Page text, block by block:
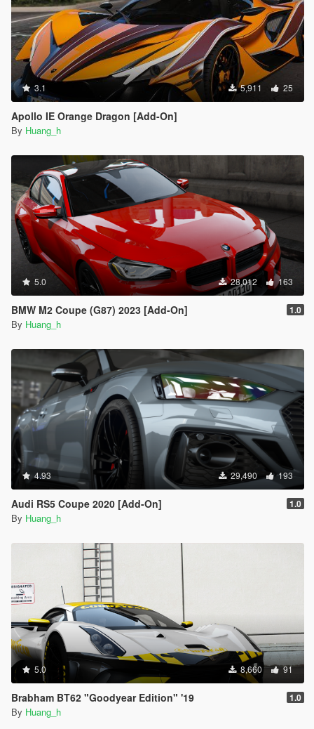
3.1 5,911 25
Apollo IE Orange Dragon [Add-On]
By Huang_h
5.0 28,012 163
BMW M2 Coupe (G87) 2023 [Add-On] 1.0
By Huang_h
4.93 29,490 193
Audi RS5 Coupe 2020 [Add-On] 1.0
By Huang_h
5.0 8,660 91
Brabham BT62 "Goodyear Edition" '19 1.0
By Huang_h